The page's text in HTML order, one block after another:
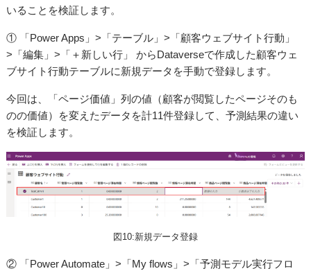
いることを検証します。
① 「Power Apps」>「テーブル」>「顧客ウェブサイト行動」
>「編集」>「＋新しい行」 からDataverseで作成した顧客ウェ
ブサイト行動テーブルに新規データを手動で登録します。
今回は、「ページ価値」列の値（顧客が閲覧したページそのも
のの価値）を変えたデータを計11件登録して、予測結果の違い
を検証します。
図10:新規データ登録
② 「Power Automate」>「My flows」>「予測モデル実行フロ